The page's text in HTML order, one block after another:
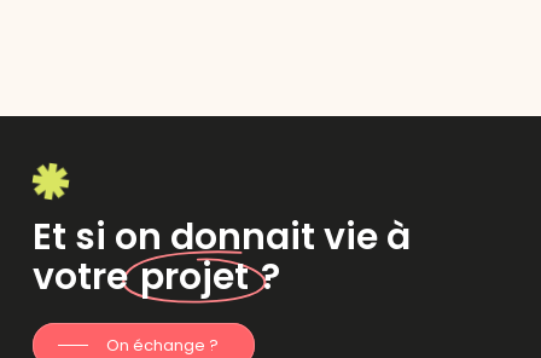
Et si on donnait vie à
votreprojet?
On échange ?